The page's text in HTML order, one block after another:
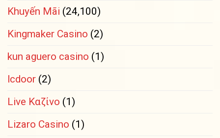
Khuyến Mãi (24,100)
Kingmaker Casino (2)
kun aguero casino (1)
lcdoor (2)
Live Καζίνο (1)
Lizaro Casino (1)